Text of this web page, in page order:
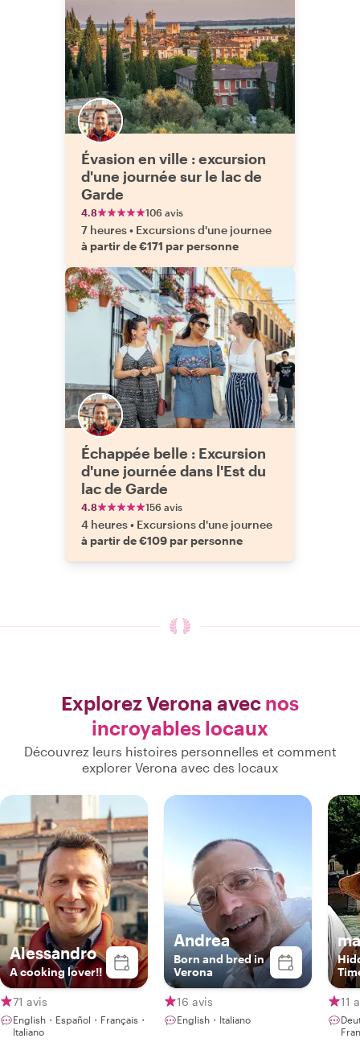
Évasion en ville : excursion
d'une journée sur le lac de
Garde
4.8 106 avis
7 heures• Excursions d'une journee
à partir de €171 par personne
Échappée belle : Excursion
d'une journée dans l'Est du
lac de Garde
4.8 156 avis
4 heures• Excursions d'une journee
à partir de €109 par personne
Explorez Verona avec nos
incroyables locaux
Découvrez leurs histoires personnelles et comment
explorer Verona avec des locaux
Alessandro
A cooking lover!!
71 avis
English・Español・Français・
Italiano
Andrea
Born and bred in
Verona
16 avis
English・Italiano
11